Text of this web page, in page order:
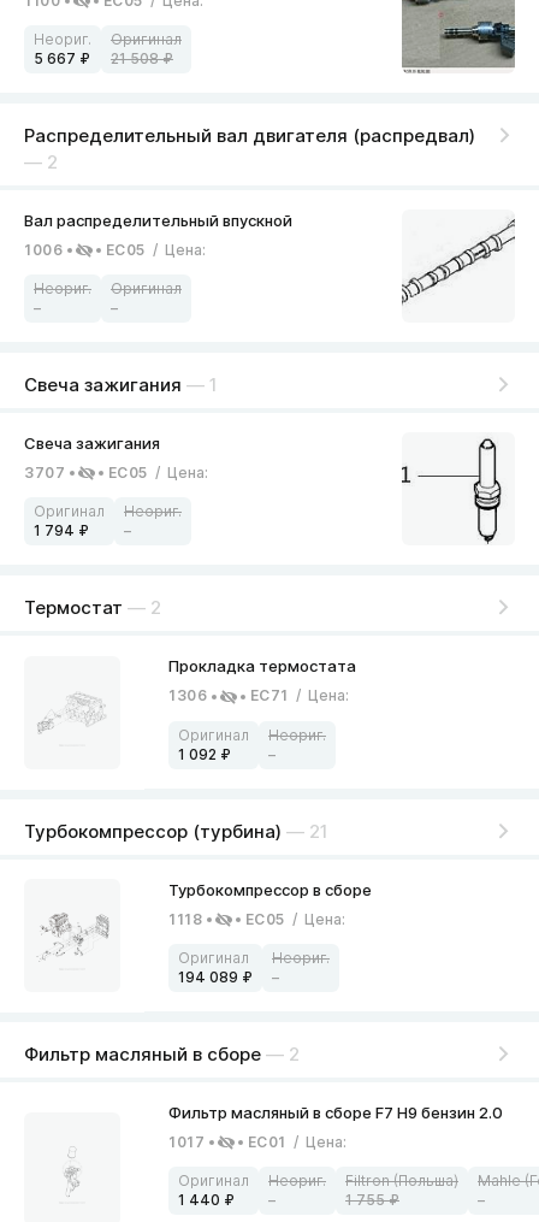
5 667 21 508
Распределительный вал двигателя (распредвал)
— 2
1006 EC05 / Цена:
– –
Свеча зажигания — 1
3707 EC05 / Цена:
1 794 –
Термостат — 2
1306 EC71 / Цена:
1 092 –
Турбокомпрессор (турбина) — 21
1118 EC05 / Цена:
194 089 –
Фильтр масляный в сборе — 2
1017 EC01 / Цена:
1 440 – 1 755 –